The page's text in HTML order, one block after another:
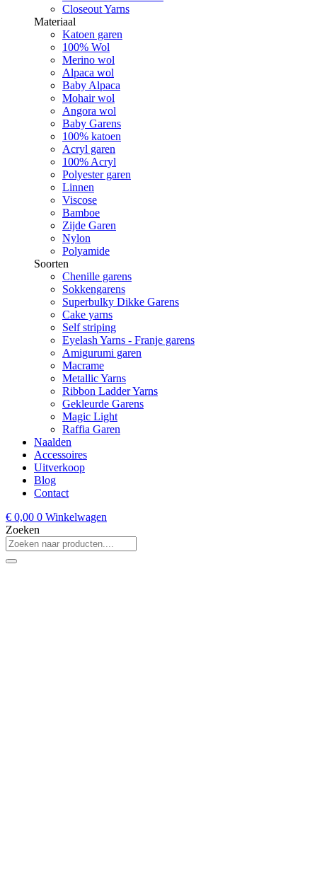
Closeout Yarns
Materiaal
Katoen garen
100% Wol
Merino wol
Alpaca wol
Baby Alpaca
Mohair wol
Angora wol
Baby Garens
100% katoen
Acryl garen
100% Acryl
Polyester garen
Linnen
Viscose
Bamboe
Zijde Garen
Nylon
Polyamide
Soorten
Chenille garens
Sokkengarens
Superbulky Dikke Garens
Cake yarns
Self striping
Eyelash Yarns - Franje garens
Amigurumi garen
Macrame
Metallic Yarns
Ribbon Ladder Yarns
Gekleurde Garens
Magic Light
Raffia Garen
Naalden
Accessoires
Uitverkoop
Blog
Contact
€ 0,00 0 Winkelwagen
Zoeken